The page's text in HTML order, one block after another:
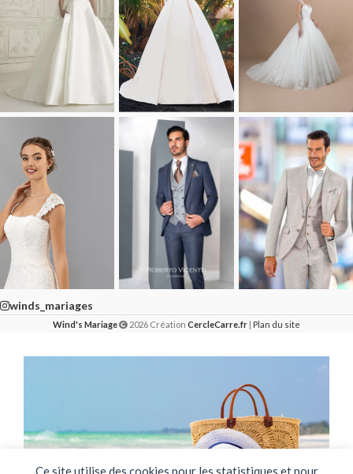
Ce site utilise des cookies pour les statistiques et pour
winds_mariages
Wind's Mariage 2026 Création CercleCarre.fr Plan du site